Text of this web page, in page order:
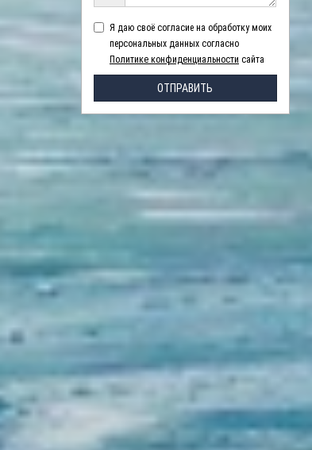
Я даю своё согласие на обработку моих
персональных данных согласно
Политике конфиденциальности сайта
ОТПРАВИТЬ